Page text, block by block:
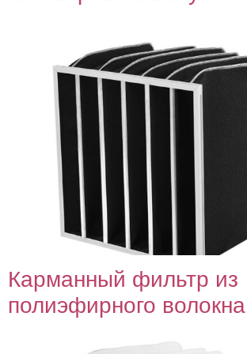
Карманный фильтр из
полиэфирного волокна